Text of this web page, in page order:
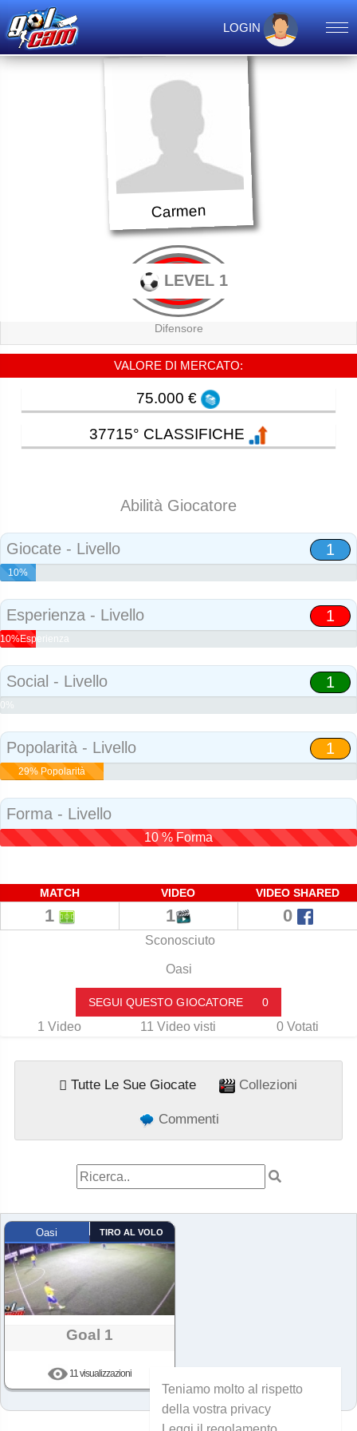
LOGIN
Carmen
LEVEL 1
Difensore
VALORE DI MERCATO:
75.000 €
37715° CLASSIFICHE
Abilità Giocatore
Giocate - Livello 1
10%
Esperienza - Livello 1
10%Esperienza
Social - Livello 1
0%
Popolarità - Livello 1
29% Popolarità
Forma - Livello
10 % Forma
MATCH VIDEO VIDEO SHARED
1 1 0
Sconosciuto
Oasi
SEGUI QUESTO GIOCATORE 0
1 Video 11 Video visti 0 Votati
Tutte Le Sue Giocate Collezioni
Commenti
Oasi TIRO AL VOLO
Goal 1
11 visualizzazioni
Teniamo molto al rispetto
della vostra privacy